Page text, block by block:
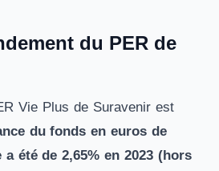
du PER de
Vie Plus de Suravenir est
du fonds en euros de
été de 2,65% en 2023 (hors